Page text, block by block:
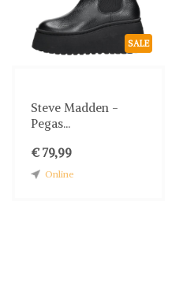
SALE
Steve Madden -
Pegas...
€ 79,99
Online